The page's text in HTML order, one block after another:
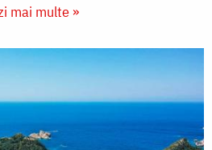
mai multe »